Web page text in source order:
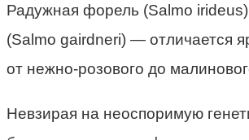
Радужная форель (Salmo
(Salmo gairdneri) — отличается
от нежно-розового до
Невзирая на неоспоримую